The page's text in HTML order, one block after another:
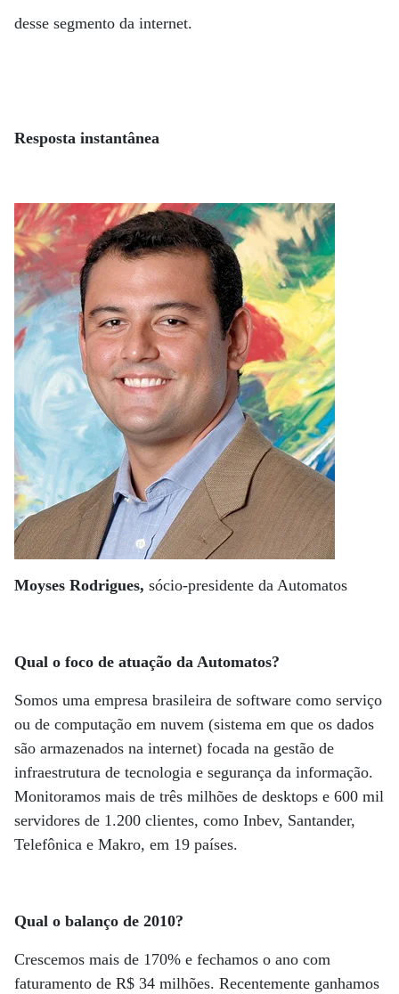
desse segmento da internet.
Resposta instantânea
Moyses Rodrigues, sócio-presidente da Automatos
Qual o foco de atuação da Automatos?
Somos uma empresa brasileira de software como serviço
ou de computação em nuvem (sistema em que os dados
são armazenados na internet) focada na gestão de
infraestrutura de tecnologia e segurança da informação.
Monitoramos mais de três milhões de desktops e 600 mil
servidores de 1.200 clientes, como Inbev, Santander,
Telefônica e Makro, em 19 países.
Qual o balanço de 2010?
Crescemos mais de 170% e fechamos o ano com
faturamento de R$ 34 milhões. Recentemente ganhamos